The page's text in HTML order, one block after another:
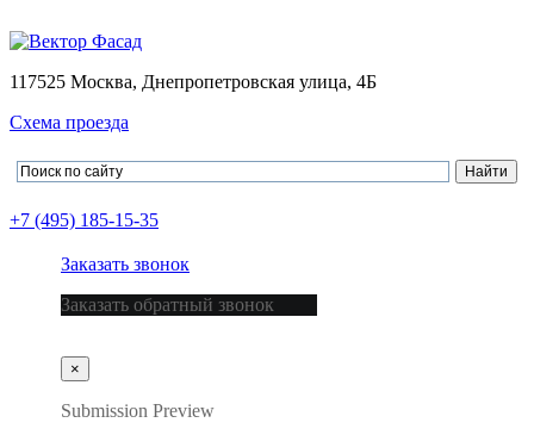
117525 Москва, Днепропетровская улица, 4Б
Схема проезда
+7 (495) 185-15-35
Заказать звонок
Заказать обратный звонок
×
Submission Preview